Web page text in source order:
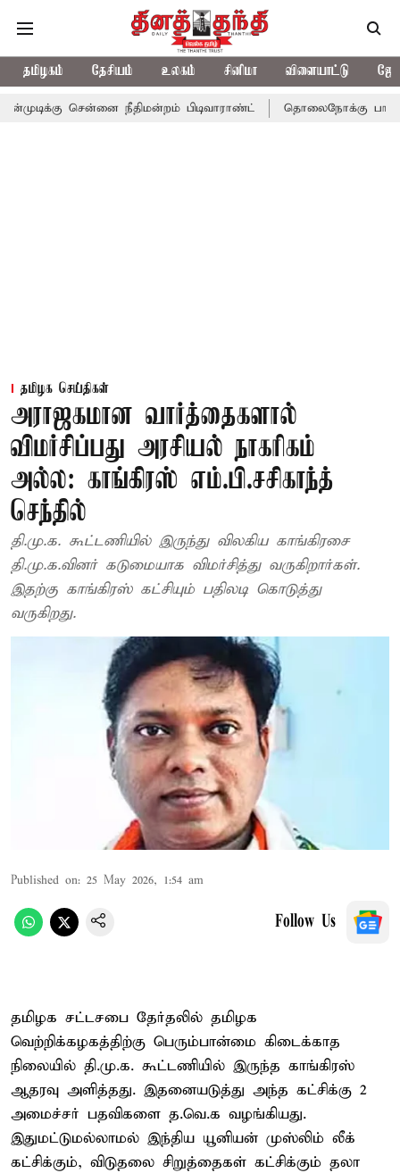
தமிழகம் தேசியம் உலகம் சினிமா விளையாட்டு
நீதிமன்றம் பிடிவாராண்ட் தொலைநோக்கு பார்வையுடன்
தமிழக செய்திகள்
அராஜகமான வார்த்தைகளால்
விமர்சிப்பது அரசியல் நாகரிகம்
அல்ல: காங்கிரஸ் எம்.பி.சசிகாந்த்
செந்தில்
தி.மு.க. கூட்டணியில் இருந்து விலகிய காங்கிரசை
தி.மு.க.வினர் கடுமையாக விமர்சித்து வருகிறார்கள்.
இதற்கு காங்கிரஸ் கட்சியும் பதிலடி கொடுத்து
வருகிறது.
Published on: 25 May 2026, 1:54 am
Follow Us
தமிழக சட்டசபை தேர்தலில் தமிழக
வெற்றிக்கழகத்திற்கு பெரும்பான்மை கிடைக்காத
நிலையில் தி.மு.க. கூட்டணியில் இருந்த காங்கிரஸ்
ஆதரவு அளித்தது. இதனையடுத்து அந்த கட்சிக்கு 2
அமைச்சர் பதவிகளை த.வெ.க வழங்கியது.
இதுமட்டுமல்லாமல் இந்திய யூனியன் முஸ்லிம் லீக்
கட்சிக்கும், விடுதலை சிறுத்தைகள் கட்சிக்கும் தலா